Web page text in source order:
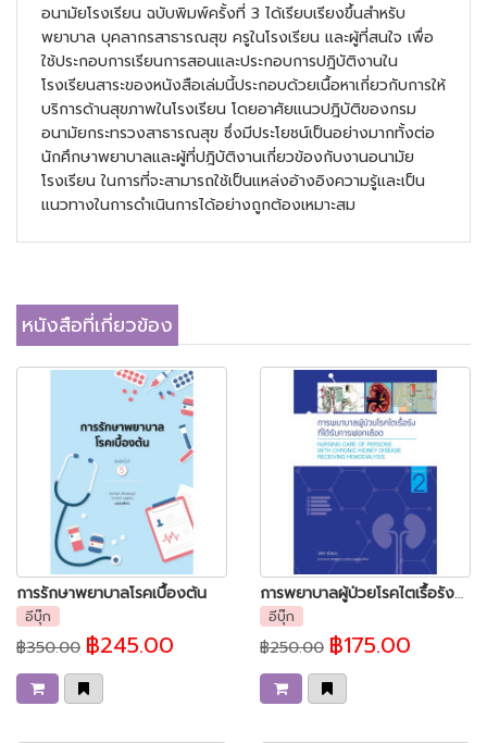
อนามัยโรงเรียน ฉบับพิมพ์ครั้งที่ 3 ได้เรียบเรียงขึ้นสำหรับ
พยาบาล บุคลากรสาธารณสุข ครูในโรงเรียน และผู้ที่สนใจ เพื่อ
ใช้ประกอบการเรียนการสอนและประกอบการปฎิบัติงานใน
โรงเรียนสาระของหนังสือเล่มนี้ประกอบด้วยเนื้อหาเกี่ยวกับการให้
บริการด้านสุขภาพในโรงเรียน โดยอาศัยแนวปฎิบัติของกรม
อนามัยกระทรวงสาธารณสุข ซึ่งมีประโยชน์เป็นอย่างมากทั้งต่อ
นักศึกษาพยาบาลและผู้ที่ปฎิบัติงานเกี่ยวข้องกับงานอนามัย
โรงเรียน ในการที่จะสามารถใช้เป็นแหล่งอ้างอิงความรู้และเป็น
แนวทางในการดำเนินการได้อย่างถูกต้องเหมาะสม
หนังสือที่เกี่ยวข้อง
การรักษาพยาบาลโรคเบื้องต้น
อีบุ๊ก
฿350.00 ฿245.00
การพยาบาลผู้ป่วยโรคไตเรื้อรังที่ได้รับการฟอกเลือด
อีบุ๊ก
฿250.00 ฿175.00